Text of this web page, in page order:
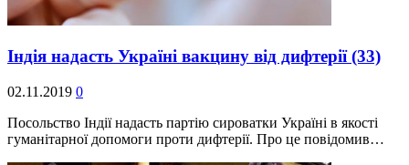
Індія надасть Україні вакцину від дифтерії(33)
02.11.2019 0
Посольство Індії надасть партію сироватки Україні в якості
гуманітарної допомоги проти дифтерії. Про це повідомив…